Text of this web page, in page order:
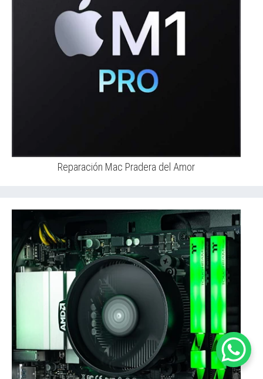
Reparación Mac Pradera del Amor